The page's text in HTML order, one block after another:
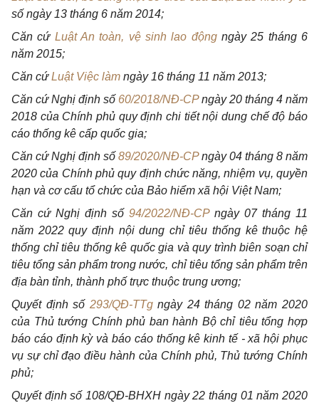
số ngày 13 tháng 6 năm 2014;
Căn cứ Luật An toàn, vệ sinh lao độngngày25 tháng 6
năm 2015;
Căn cứLuật Việc làm ngày 16 tháng 11 năm 2013;
Căn cứ Nghị định số 60/2018/NĐ-CPngày 20 tháng 4 năm
2018 của Chínhphủ quy định chi tiết nội dung chếđộ báo
cáo thống kê cấp quốc gia;
Căn cứ Nghị định số 89/2020/NĐ-CPngày 04 tháng 8 năm
2020của Chính phủquy định chức năng, nhiệm vụ, quyền
hạn và cơ cấu tổchức của Bảo hiểm xã hội Việt Nam;
Căn cứ Nghị định số 94/2022/NĐ-CPngày 07 tháng 11
năm 2022 quy định nội dung chỉ tiêu thống kêthuộc hệ
thống chỉ tiêu thống kê quốc gia và quy trình biên soạn chỉ
tiêu tổngsản phẩm trong nước, chỉ tiêu tổng sản phẩmtrên
địa bàn tỉnh, thành phố trực thuộc trung ương;
Quyết định số 293/QĐ-TTgngày 24 tháng 02 năm 2020
của Thủ tướng Chính phủ ban hành Bộ chỉ tiêutổng hợp
báo cáo định kỳ và báo cáo thống kê kinh tế- xã hội phục
vụ sự chỉ đạo điều hành của Chính phủ, Thủ tướng Chính
phủ;
Quyết định số 108/QĐ-BHXH ngày 22 tháng 01 năm 2020